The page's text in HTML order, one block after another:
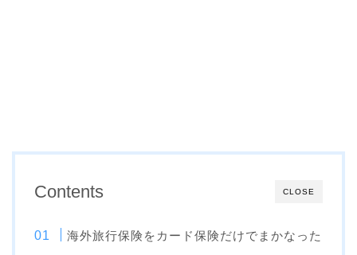
CLOSE
Contents
海外旅行保険をカード保険だけでまかなった